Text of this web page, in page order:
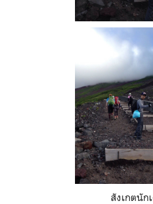
สังเกตนักเดินเขาค